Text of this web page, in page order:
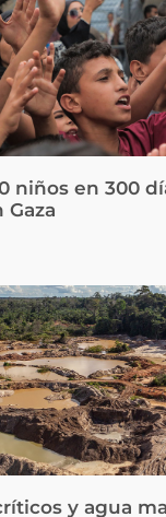
niños en 300
y agua